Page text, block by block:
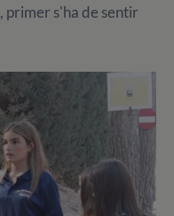
primer s'ha de sentir